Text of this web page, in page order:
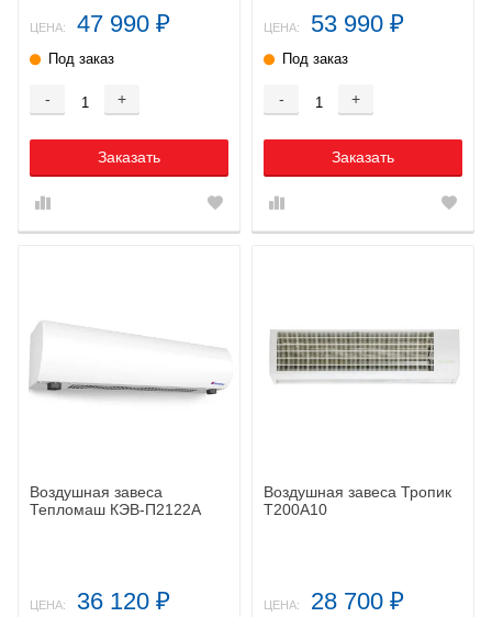
ЦЕНА: 47 990 ₽
Под заказ
- +
Заказать
ЦЕНА: 53 990 ₽
Под заказ
- +
Заказать
Воздушная завеса
Тепломаш КЭВ-П2122А
ЦЕНА: 36 120 ₽
Воздушная завеса Тропик
Т200А10
ЦЕНА: 28 700 ₽